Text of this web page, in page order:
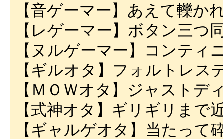
【音ゲーマー】あえて轢か
【レゲーマー】ボタン三つ
【ヌルゲーマー】コンティ
【ギルオタ】フォルトレ
【ＭＯＷオタ】ジャストデ
【式神オタ】ギリギリまで
【ギャルゲオタ】当たって